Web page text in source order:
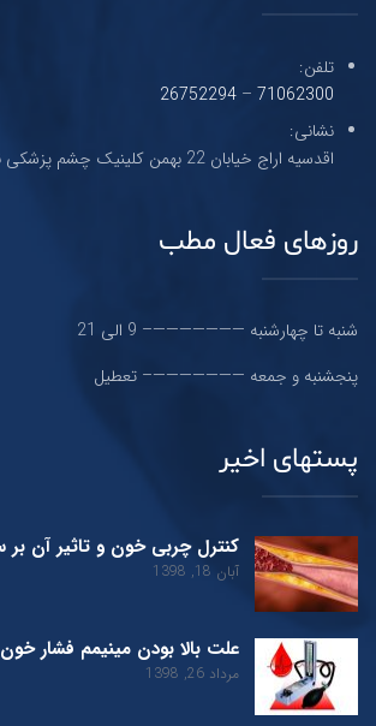
تلفن:
71062300
–
26752294
نشانی:
اقدسیه اراج خیابان 22 بهمن کلینیک چشم پزشکی نیکان طبقه سوم
روزهای فعال مطب
شنبه تا چهارشنبه ———————– 9 الی 21
پنجشنبه و جمعه ———————– تعطیل
پستهای اخیر
کنترل چربی خون و تاثیر آن
آبان 18, 1398
علت بالا بودن مینیمم فشار
مرداد 26, 1398